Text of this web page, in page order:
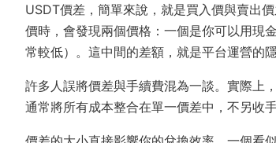
USDT價差，簡單來說，就是買入價與賣出
價時，會發現兩個價格：一個是你可以用現
常較低）。這中間的差額，就是平台運營的
許多人誤將價差與手續費混為一談。實際上
通常將所有成本整合在單一價差中，不另收